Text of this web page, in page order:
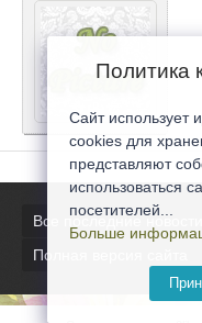
Все последние новости
Полная версия сайта
Политика
Сайт
cookies для
представляют
использоваться
посетителей...
Больше